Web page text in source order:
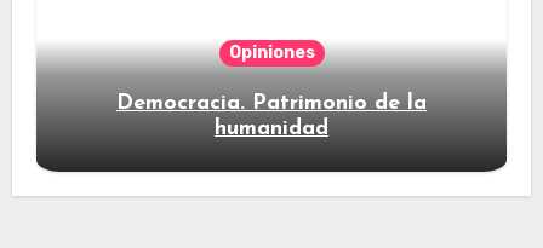
Opiniones
Democracia. Patrimonio de la
humanidad